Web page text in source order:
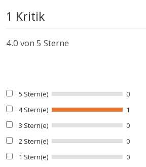
1 Kritik
4.0 von 5 Sterne
5 Stern(e)
0
4 Stern(e)
1
3 Stern(e)
0
2 Stern(e)
0
1 Stern(e)
0